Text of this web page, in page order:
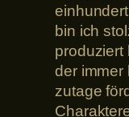
bin ich
produziert
der immer
zutage